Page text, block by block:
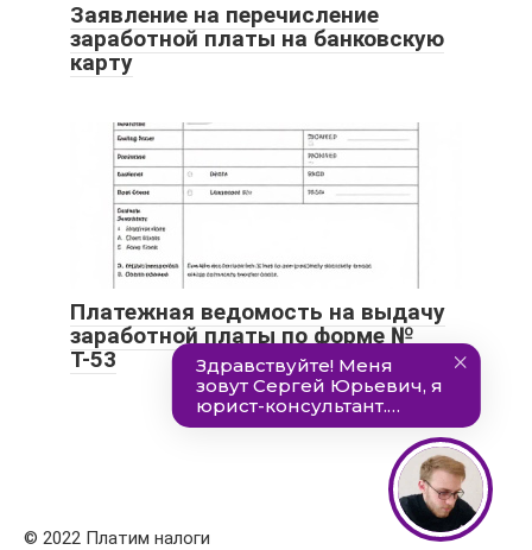
Заявление на перечисление
заработной платы на банковскую
карту
Платежная ведомость на выдачу
заработной платы по форме №
Т-53
© 2022 Платим налоги